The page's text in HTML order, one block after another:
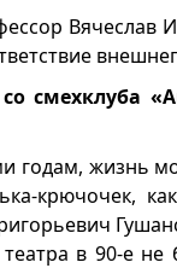
Вячеслав
смехклуба
жизнь
крючочек,
в 90-е